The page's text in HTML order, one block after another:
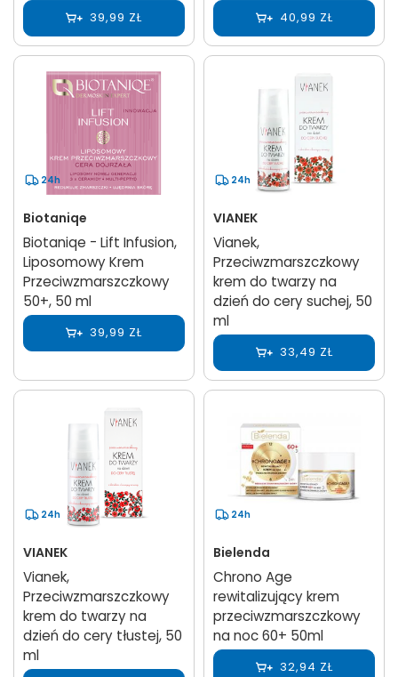
39,99 ZŁ 40,99 ZŁ
24h
Biotaniqe
Biotaniqe - Lift Infusion,
Liposomowy Krem
Przeciwzmarszczkowy
50+, 50 ml
39,99 ZŁ
24h
VIANEK
Vianek,
Przeciwzmarszczkowy
krem do twarzy na
dzień do cery suchej, 50
ml
33,49 ZŁ
24h
VIANEK
Vianek,
Przeciwzmarszczkowy
krem do twarzy na
dzień do cery tłustej, 50
ml
24h
Bielenda
Chrono Age
rewitalizujący krem
przeciwzmarszczkowy
na noc 60+ 50ml
32,94 ZŁ